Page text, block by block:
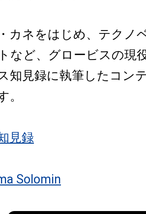
カネをはじめ、テクノ
など、グロービスの現
知見録に執筆したコン
。
見録
Solomin